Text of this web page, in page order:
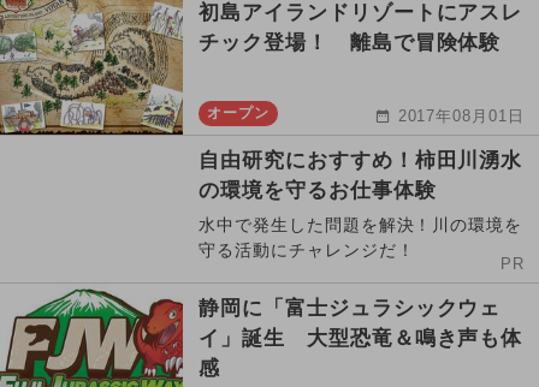
初島アイランドリゾートにアスレ
チック登場！ 離島で冒険体験
オープン 2017年08月01日
自由研究におすすめ！柿田川湧水
の環境を守るお仕事体験
水中で発生した問題を解決！川の環境を
守る活動にチャレンジだ！
PR
静岡に「富士ジュラシックウェ
イ」誕生 大型恐竜＆鳴き声も体
感